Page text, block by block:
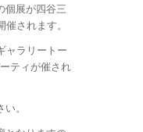
個展が四谷三
されます。
ャラリートー
ティが催され
。